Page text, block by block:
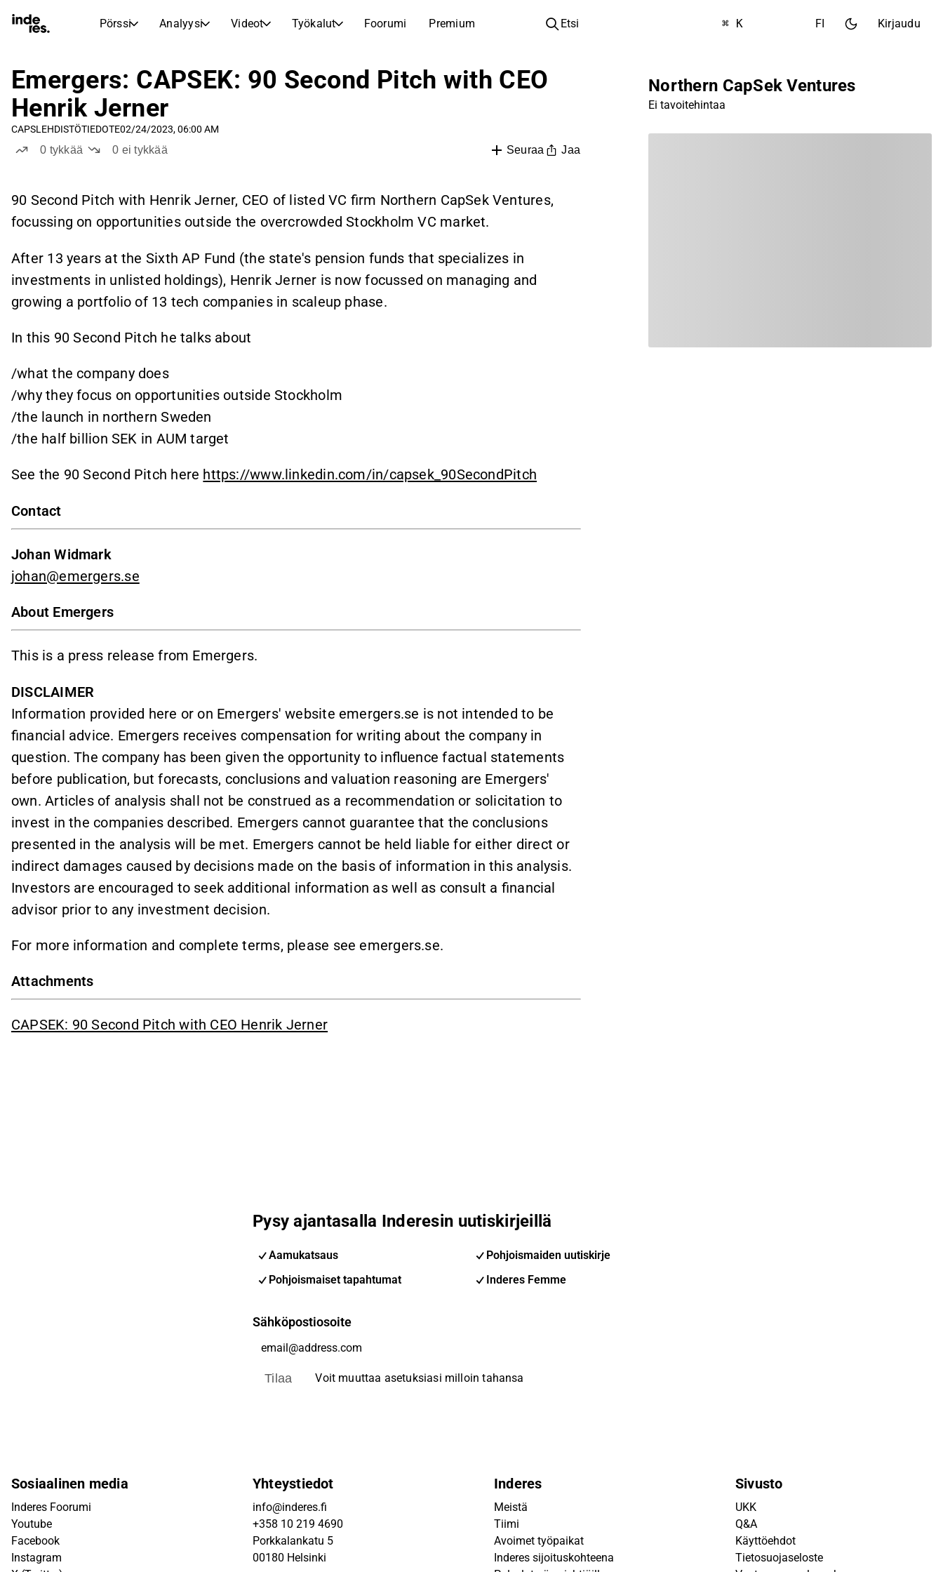
Pörssi Analyysi Videot Työkalut Foorumi Premium
Pörssi
Aamukatsaus
Osinkokalenteri
Yhtiöt
Inspiraatiota seuraavaan sijoitukseesi
Yhtiökokouskutsut
Analyysi
Artikkelit
Inderesin mallisalkku
Femme
Analyysikoulu
Oppaita ja oppitunteja sijoitusosaamisen kasvattamiseen
inderesTV
Videokeskus osaketutkimukselle, analyysille ja asiantuntijakommenteille
Transkriptit
Osakevertailu
Vertaa tunnuslukuja ja kehitystä useiden osakkeiden välillä
Tuloskausi
Virtuaalinen analyytikkochat
Esitä kysymyksiä ja saa tekoälypohjaisia sijoitusnäkemyksiä
Korkoa korolle -laskuri
Etsi ⌘ K FI Kirjaudu
Emergers: CAPSEK: 90 Second Pitch with CEO
Henrik Jerner
CAPSLEHDISTÖTIEDOTE02/24/2023, 06:00 AM
0 tykkää 0 ei tykkää Seuraa Jaa
90 Second Pitch with Henrik Jerner, CEO of listed VC firm Northern CapSek Ventures,
focussing on opportunities outside the overcrowded Stockholm VC market.
After 13 years at the Sixth AP Fund (the state's pension funds that specializes in
investments in unlisted holdings), Henrik Jerner is now focussed on managing and
growing a portfolio of 13 tech companies in scaleup phase.
In this 90 Second Pitch he talks about
/what the company does
/why they focus on opportunities outside Stockholm
/the launch in northern Sweden
/the half billion SEK in AUM target
See the 90 Second Pitch here https://www.linkedin.com/in/capsek_90SecondPitch
Contact
Johan Widmark
johan@emergers.se
About Emergers
This is a press release from Emergers.
DISCLAIMER
Information provided here or on Emergers' website emergers.se is not intended to be
financial advice. Emergers receives compensation for writing about the company in
question. The company has been given the opportunity to influence factual statements
before publication, but forecasts, conclusions and valuation reasoning are Emergers'
own. Articles of analysis shall not be construed as a recommendation or solicitation to
invest in the companies described. Emergers cannot guarantee that the conclusions
presented in the analysis will be met. Emergers cannot be held liable for either direct or
indirect damages caused by decisions made on the basis of information in this analysis.
Investors are encouraged to seek additional information as well as consult a financial
advisor prior to any investment decision.
For more information and complete terms, please see emergers.se.
Attachments
CAPSEK: 90 Second Pitch with CEO Henrik Jerner
Northern CapSek Ventures
Ei tavoitehintaa
Pysy ajantasalla Inderesin uutiskirjeillä
Aamukatsaus
Pohjoismaiden uutiskirje
Pohjoismaiset tapahtumat
Inderes Femme
Sähköpostiosoite
Tilaa Voit muuttaa asetuksiasi milloin tahansa
Sosiaalinen media
Inderes Foorumi
Youtube
Facebook
Instagram
Yhteystiedot
info@inderes.fi
+358 10 219 4690
Porkkalankatu 5
00180 Helsinki
Inderes
Meistä
Tiimi
Avoimet työpaikat
Inderes sijoituskohteena
Sivusto
UKK
Q&A
Käyttöehdot
Tietosuojaseloste